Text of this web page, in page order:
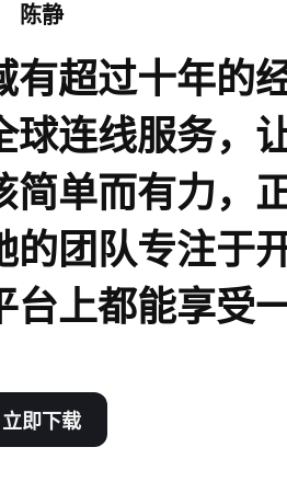
陈静
有超过十年的
连线服务，
单而有力，
团队专注于
上都能享受
立即下载